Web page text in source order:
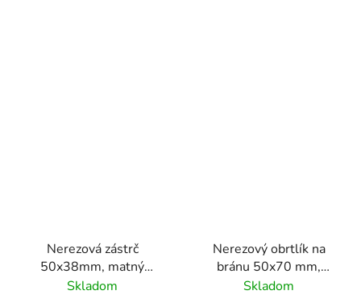
Nerezová zástrč
50x38mm, matný
povrch/ nerez AISI304
Skladom
Nerezový obrtlík na
bránu 50x70 mm,
brúsený povrch
Skladom